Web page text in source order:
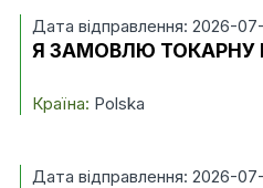
Дата відправлення: 2026-
Я ЗАМОВЛЮ ТОКАРНУ
Країна: Polska
Дата відправлення: 2026-